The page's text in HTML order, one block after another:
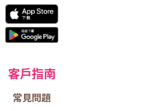
客戶指南
常見問題